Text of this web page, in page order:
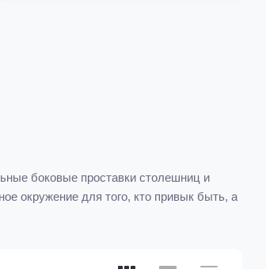
боковые проставки столешниц и
окружение для того, кто привык быть, а